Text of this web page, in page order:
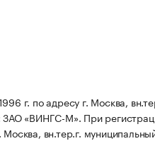
г. по адресу г. Москва,
ЗАО «ВИНГС-М». При
вн.тер.г.